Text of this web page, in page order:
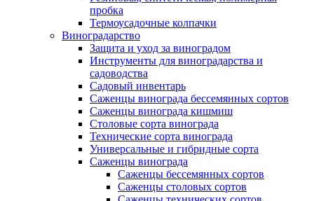
пробка
Термоусадочные колпачки
Виноградарство
Защита и уход за виноградом
Инструменты для виноградарства и
садоводства
Садовый инвентарь
Саженцы винограда бессемянных сортов
Саженцы винограда кишмиш
Столовые сорта винограда
Технические сорта винограда
Универсальные и гибридные сорта
Саженцы винограда
Саженцы бессемянных сортов
Саженцы столовых сортов